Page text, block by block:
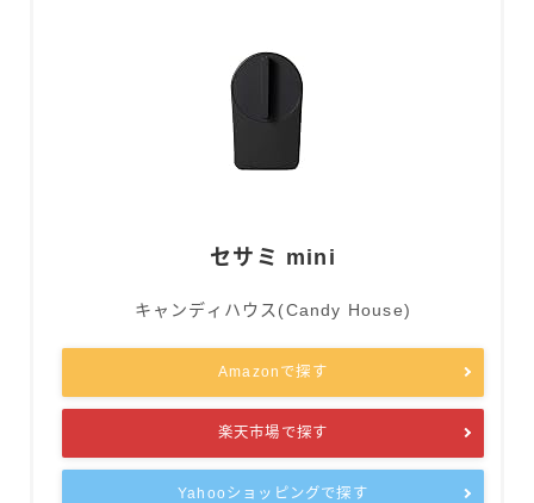
セサミ mini
キャンディハウス(Candy House)
Amazonで探す
楽天市場で探す
Yahooショッピングで探す